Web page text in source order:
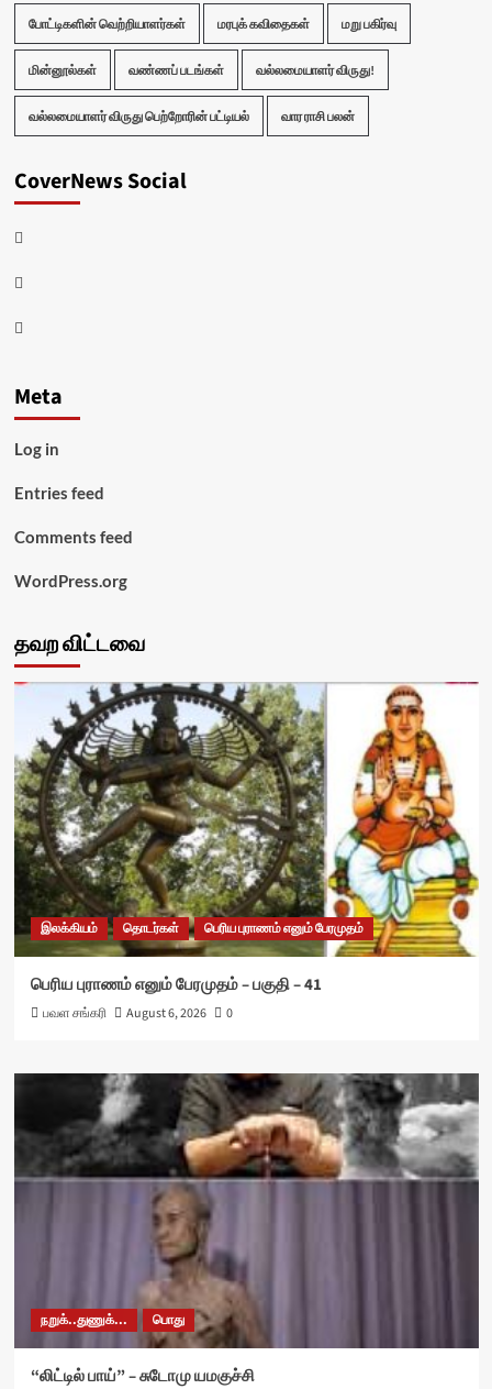
போட்டிகளின் வெற்றியாளர்கள் மரபுக் கவிதைகள் மறு பகிர்வு
மின்னூல்கள் வண்ணப் படங்கள் வல்லமையாளர் விருது!
வல்லமையாளர் விருது பெற்றோரின் பட்டியல் வார ராசி பலன்
CoverNews Social
Facebook
Twitter
Youtube
Meta
Log in
Entries feed
Comments feed
WordPress.org
தவற விட்டவை
இலக்கியம் தொடர்கள் பெரிய புராணம் எனும் பேரமுதம்
பெரிய புராணம் எனும் பேரமுதம் – பகுதி – 41
பவள சங்கரி August 6, 2026 0
நறுக்..துணுக்... பொது
“லிட்டில் பாய்” – சுடோமு யமகுச்சி